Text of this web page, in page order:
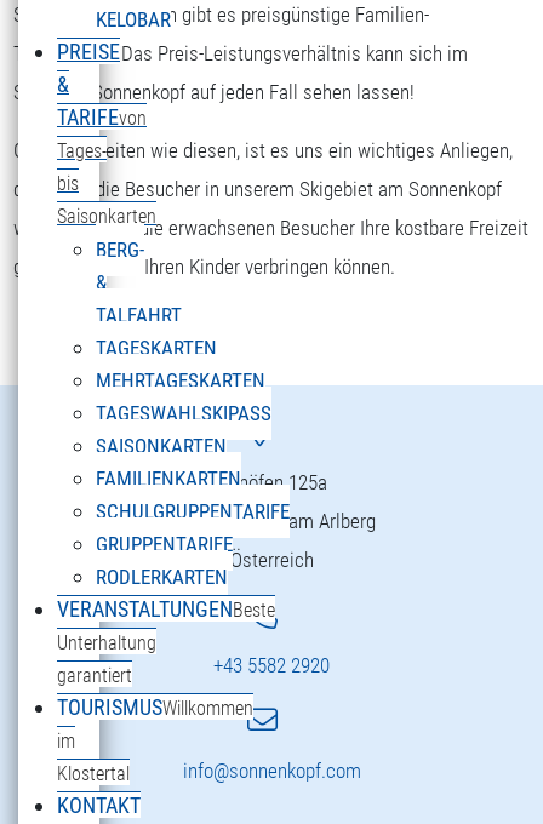
KELOBAR
PREISE
&
TARIFEvon
Tages-
bis
Saisonkarten
BERG-
&
TALFAHRT
TAGESKARTEN
MEHRTAGESKARTEN
TAGESWAHLSKIPASS
SAISONKARTEN
FAMILIENKARTEN
SCHULGRUPPENTARIFE
GRUPPENTARIFE
RODLERKARTEN
VERANSTALTUNGENBeste
Unterhaltung
garantiert
TOURISMUSWillkommen
im
Klostertal
KONTAKT
Speziell für Familien gibt es preisgünstige Familien-
Tageskarten. Das Preis-Leistungsverhältnis kann sich im
Skigebiet Sonnenkopf auf jeden Fall sehen lassen!
Gerade in Zeiten wie diesen, ist es uns ein wichtiges Anliegen,
dass sich die Besucher in unserem Skigebiet am Sonnenkopf
wohlfühlen und die erwachsenen Besucher Ihre kostbare Freizeit
gemeinsam mit Ihren Kinder verbringen können.
Danöfen 125a
6754 Klösterle am Arlberg
Österreich
+43 5582 2920
info@sonnenkopf.com